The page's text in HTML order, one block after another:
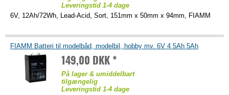
Leveringstid 1-4 dage
6V, 12Ah/72Wh, Lead-Acid, Sort, 151mm x 50mm x 94mm, FIAMM
FIAMM Batteri til modelbåd, modelbil, hobby mv. 6V 4 5Ah 5Ah
149,00 DKK *
På lager & umiddelbart
tilgængelig
Leveringstid 1-4 dage